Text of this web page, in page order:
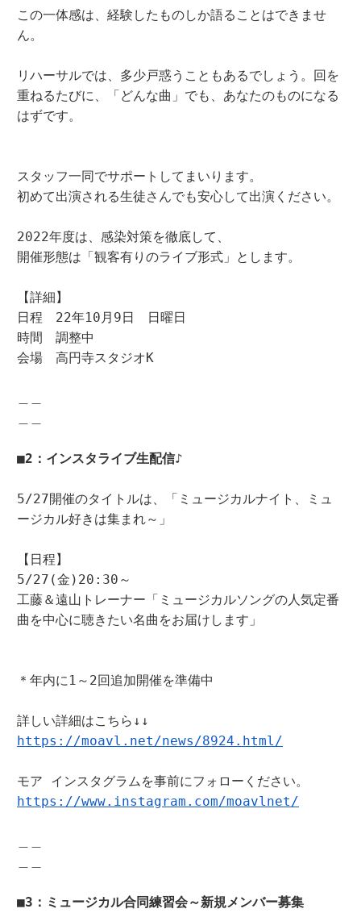
この一体感は、経験したものしか語ることはできませ
ん。
リハーサルでは、多少戸惑うこともあるでしょう。回を
重ねるたびに、「どんな曲」でも、あなたのものになる
はずです。
スタッフ一同でサポートしてまいります。
初めて出演される生徒さんでも安心して出演ください。
2022年度は、感染対策を徹底して、
開催形態は「観客有りのライブ形式」とします。
【詳細】
日程　22年10月9日　日曜日
時間　調整中
会場　高円寺スタジオK
■2：インスタライブ生配信♪
5/27開催のタイトルは、「ミュージカルナイト、ミュ
ージカル好きは集まれ～」
【日程】
5/27(金)20:30～
工藤＆遠山トレーナー「ミュージカルソングの人気定番
曲を中心に聴きたい名曲をお届けします」
＊年内に1～2回追加開催を準備中
https://moavl.net/news/8924.html/
https://www.instagram.com/moavlnet/
■3：ミュージカル合同練習会～新規メンバー募集